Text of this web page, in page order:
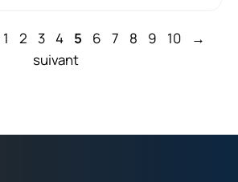
Page
1 Page
2 Page
3 Page
4 Page
5 Page
6 Page
7 Page
8 Page
9 Page
10
→
suivant